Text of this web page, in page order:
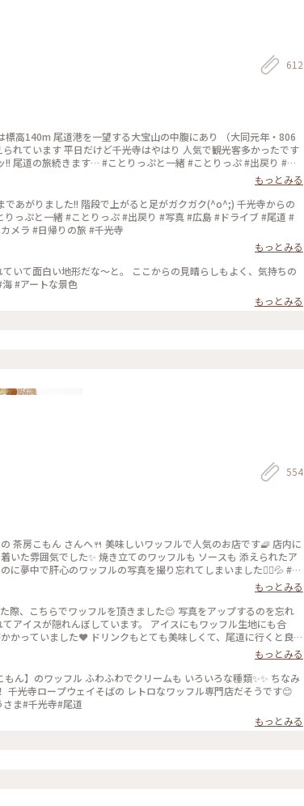
612
高140m 尾道港を一望する大宝山の中腹にあり （大同元年・806
気で観光客多かったです
#写
もっとみる
あがりました!! 階段で上がると足がガクガク(^o^;) 千光寺からの
フカメラ #日帰りの旅 #千光寺
もっとみる
いて面白い地形だな〜と。 ここからの見晴らしもよく、気持ちの
#アートな景色
もっとみる
554
に
ワッフルも ソースも 添えられたア
夢中で肝心のワッフルの写真を撮り忘れてしまいました🙇‍♀️💦 #尾
光寺ロープウェイ
もっとみる
際、こちらでワッフルを頂きました😊 写真をアップするのを忘れ
アイスが隠れんぼしています。 アイスにもワッフル生地にも合
かっていました❤️ ドリンクもとても美味しくて、尾道に行くと良く
時間 #尾道 #広島 #ワッフル #こもん #喫茶店 #アイス #スイーツ #カフェもっとみる
#ごちそうさま#千光寺#尾道
もっとみる